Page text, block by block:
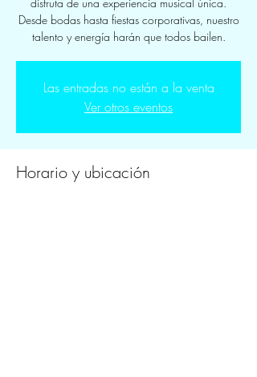
Desde bodas hasta fiestas corporativas, nuestro
talento y energía harán que todos bailen.
Las entradas no están a la venta
Ver otros eventos
Horario y ubicación